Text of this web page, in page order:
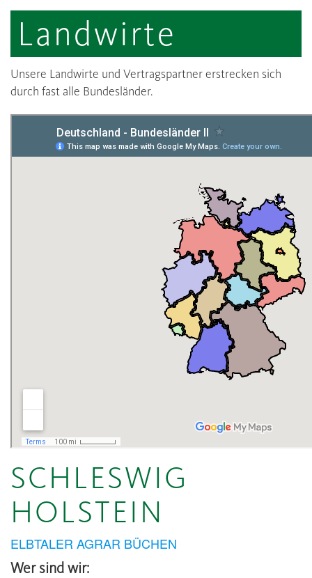
Landwirte
Unsere Landwirte und Vertragspartner erstrecken sich
durch fast alle Bundesländer.
SCHLESWIG
HOLSTEIN
ELBTALER AGRAR BÜCHEN
Wer sind wir: